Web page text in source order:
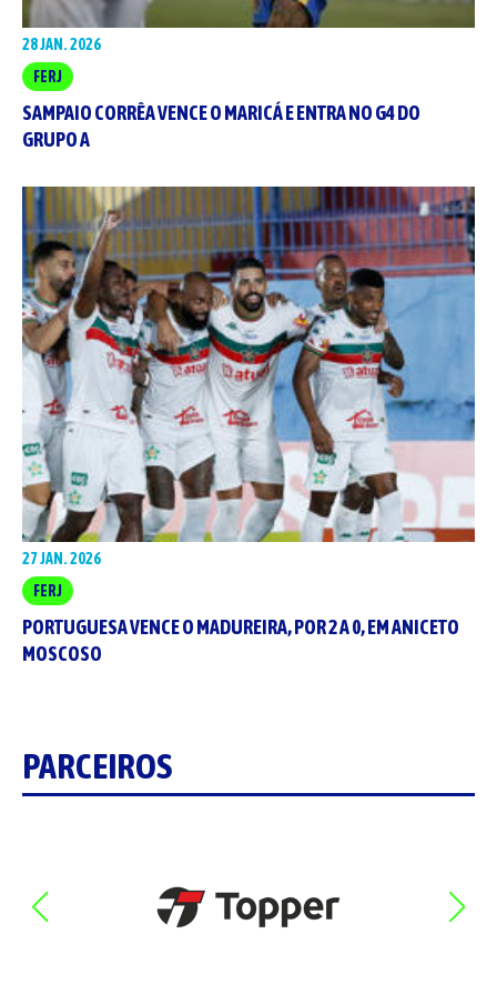
28 JAN. 2026
FERJ
SAMPAIO CORRÊA VENCE O MARICÁ E ENTRA NO G4 DO
GRUPO A
27 JAN. 2026
FERJ
PORTUGUESA VENCE O MADUREIRA, POR 2 A 0, EM ANICETO
MOSCOSO
PARCEIROS